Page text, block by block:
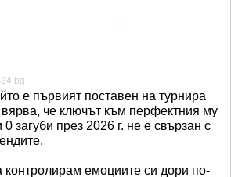
е първият поставен на турнира
че ключът към перфектния му
загуби през 2026 г. не е свързан с
контролирам емоциите си дори по-